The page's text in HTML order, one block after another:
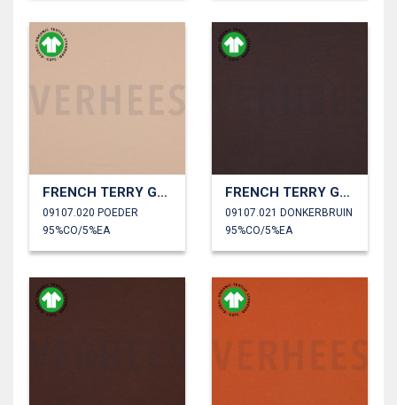
FRENCH TERRY GOTS
09107.020 POEDER
95%CO/5%EA
FRENCH TERRY GOTS
09107.021 DONKERBRUIN
95%CO/5%EA